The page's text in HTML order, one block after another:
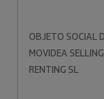
OBJETO SOCIAL
MOVIDEA
RENTING SL